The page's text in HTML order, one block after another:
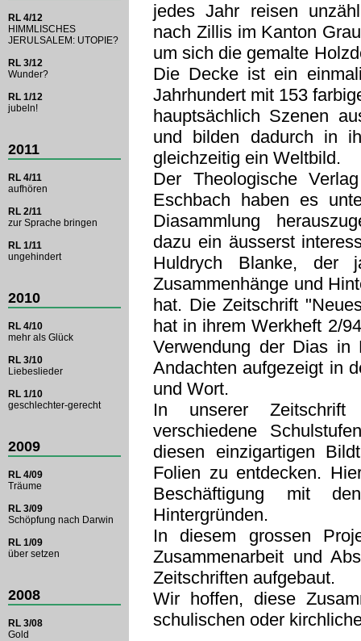
RL 4/12
HIMMLISCHES
JERULSALEM: UTOPIE?
RL 3/12
Wunder?
RL 1/12
jubeln!
2011
RL 4/11
aufhören
RL 2/11
zur Sprache bringen
RL 1/11
ungehindert
2010
RL 4/10
mehr als Glück
RL 3/10
Liebeslieder
RL 1/10
geschlechter-gerecht
2009
RL 4/09
Träume
RL 3/09
Schöpfung nach Darwin
RL 1/09
über setzen
2008
RL 3/08
Gold
jedes Jahr reisen
nach Zillis im Kanton
um sich die gemalte
Die Decke ist ein
Jahrhundert mit 153
hauptsächlich Szenen
und bilden dadurch in
gleichzeitig ein Weltbild.
Der Theologische
Eschbach haben es
Diasammlung
dazu ein äusserst
Huldrych Blanke, der
Zusammenhänge und
hat. Die Zeitschrift
hat in ihrem Werkheft 2/
Verwendung der Dias in
Andachten aufgezeigt in
und Wort.
In unserer
verschiedene
diesen einzigartigen
Folien zu entdecken.
Beschäftigung mit
Hintergründen.
In diesem grossen
Zusammenarbeit und
Zeitschriften aufgebaut.
Wir hoffen, diese
schulischen oder